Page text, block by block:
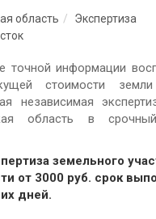
область
Экспертиза
точной информации
стоимости
независимая
область в
земельного
от 3000 руб. cрок
дней.